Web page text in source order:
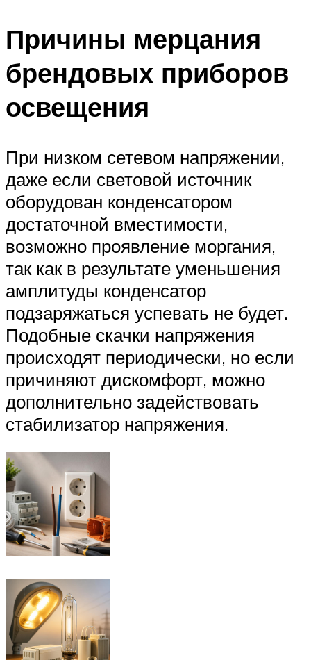
Причины мерцания
брендовых приборов
освещения
При низком сетевом напряжении,
даже если световой источник
оборудован конденсатором
достаточной вместимости,
возможно проявление моргания,
так как в результате уменьшения
амплитуды конденсатор
подзаряжаться успевать не будет.
Подобные скачки напряжения
происходят периодически, но если
причиняют дискомфорт, можно
дополнительно задействовать
стабилизатор напряжения.